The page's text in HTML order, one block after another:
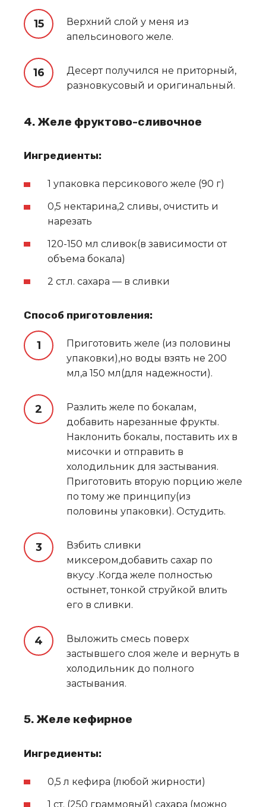
Верхний слой у меня из
апельсинового желе.
Десерт получился не приторный,
разновкусовый и оригинальный.
4. Желе фруктово-сливочное
Ингредиенты:
1 упаковка персикового желе (90 г)
0,5 нектарина,2 сливы, очистить и
нарезать
120-150 мл сливок(в зависимости от
объема бокала)
2 ст.л. сахара — в сливки
Способ приготовления:
Приготовить желе (из половины
упаковки),но воды взять не 200
мл,а 150 мл(для надежности).
Разлить желе по бокалам,
добавить нарезанные фрукты.
Наклонить бокалы, поставить их в
мисочки и отправить в
холодильник для застывания.
Приготовить вторую порцию желе
по тому же принципу(из
половины упаковки). Остудить.
Взбить сливки
миксером,добавить сахар по
вкусу .Когда желе полностью
остынет, тонкой струйкой влить
его в сливки.
Выложить смесь поверх
застывшего слоя желе и вернуть в
холодильник до полного
застывания.
5. Желе кефирное
Ингредиенты:
0,5 л кефира (любой жирности)
1 ст. (250 граммовый) сахара (можно